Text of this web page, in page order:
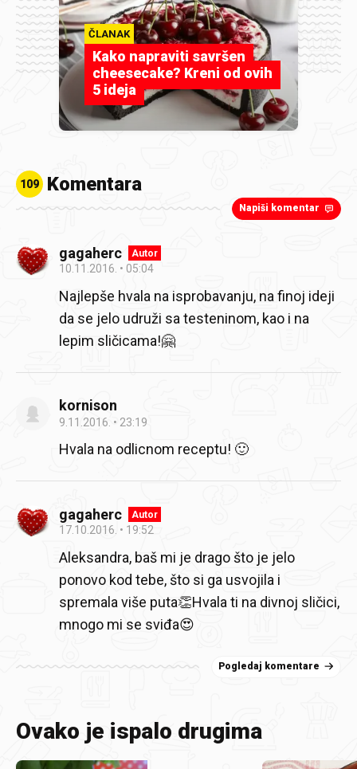
ČLANAK
Kako napraviti savršen
cheesecake? Kreni od ovih
5 ideja
109 Komentara
Napiši komentar
gagaherc Autor
10.11.2016. 05:04
Najlepše hvala na isprobavanju, na finoj ideji
da se jelo udruži sa testeninom, kao i na
lepim sličicama!🤗
kornison
9.11.2016. 23:19
Hvala na odlicnom receptu! 🙂
gagaherc Autor
17.10.2016. 19:52
Aleksandra, baš mi je drago što je jelo
ponovo kod tebe, što si ga usvojila i
spremala više puta👏Hvala ti na divnoj sličici,
mnogo mi se sviđa😍
Pogledaj komentare
Ovako je ispalo drugima